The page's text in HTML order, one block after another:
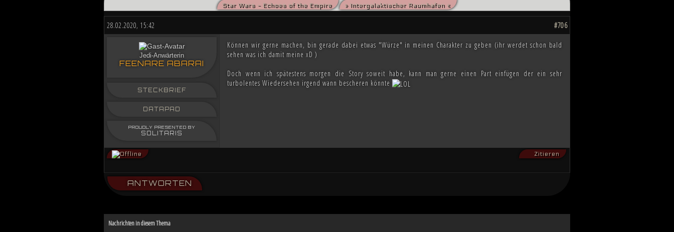
Düstere Zeiten ziehen auf. Während die kriegsmüden Bürger der Galaxis nach der Schlacht von Endor noch den Frieden herbeisehnten, scheint das Ende des Kampfes
nun in weiter Ferne. Der Entscheid um die Vorherrschaft in der Galaxis wird erst noch fallen und niemand vermag auch nur zu erahnen, wie die Zukunft von Millionen
von Planeten aussehen wird....
Star Wars - Echoes of the Empire » Intergalaktischer Raumhafen «
#706
28.02.2020, 15:42
Jedi-Anwärterin
FEENARE ABARAI
STECKBRIEF
DATAPAD
PROUDLY PRESENTED BY
SOLITARIS
Können wir gerne machen, bin gerade dabei etwas "Würze" in meinen Charakter zu geben (ihr werdet schon bald
sehen was ich damit meine xD )
Doch wenn ich spätestens morgen die Story soweit habe, kann man gerne einen Part einfügen der ein sehr
turbolentes Wiedersehen irgend wann bescheren könnte
Zitieren
ANTWORTEN
Nachrichten in diesem Thema